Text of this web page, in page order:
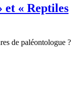
et « Reptiles
de paléontologue ?